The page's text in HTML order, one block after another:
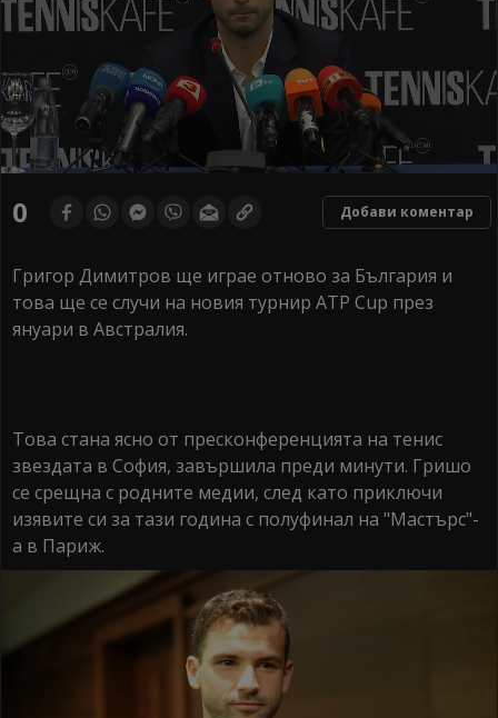
of0 Добави коментар
Григор Димитров ще играе отново за България и
това ще се случи на новия турнир АТР Cup през
януари в Австралия.
Това стана ясно от пресконференцията на тенис
звездата в София, завършила преди минути. Гришо
се срещна с родните медии, след като приключи
изявите си за тази година с полуфинал на "Мастърс"-
а в Париж.